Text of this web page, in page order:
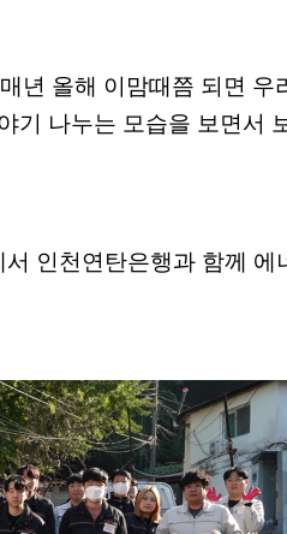
매년 올해 이맘때쯤 되면 우
기 나누는 모습을 보면서
인천연탄은행과 함께 에